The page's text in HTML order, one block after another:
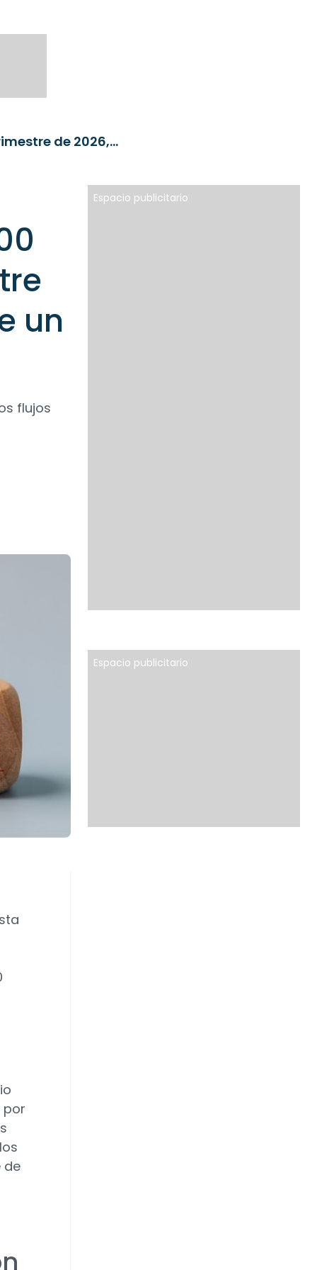
Los ETF europeos captan 113.600 millones en el segundo trimestre de 2026, un 80% más que hace un año
un
flujos
por
de
Espacio publicitario
Espacio publicitario